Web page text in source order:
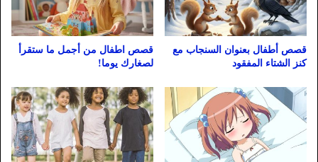
قصص أطفال بعنوان السنجاب مع
كنز الشتاء المفقود
قصص اطفال من أجمل ما ستقرأ
لصغارك يوما!